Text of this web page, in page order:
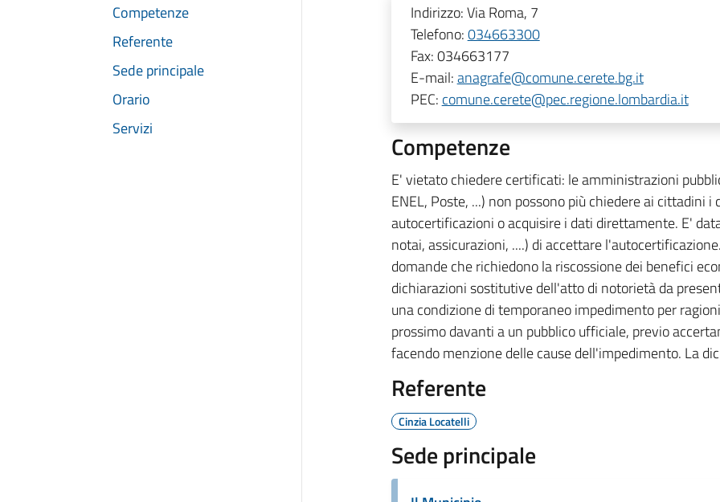
Competenze
Referente
Sede principale
Orario
Servizi
Indirizzo:Via Roma, 7
Telefono:034663300
Fax:034663177
E-mail:anagrafe@comune.cerete.bg.it
PEC: comune.cerete@pec.regione.lombardia.it
Competenze
E' vietato chiedere certificati: le amministrazioni
ENEL, Poste, ...) non possono più chiedere ai cittadini
autocertificazioni o acquisire i dati direttamente. E'
notai, assicurazioni, ....) di accettare
domande che richiedono la riscossione dei benefici
dichiarazioni sostitutive dell'atto di notorietà da
una condizione di temporaneo impedimento per
prossimo davanti a un pubblico ufficiale, previo
facendo menzione delle cause dell'impedimento. La
Referente
Cinzia Locatelli
Sede principale